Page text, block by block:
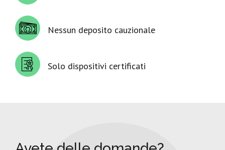
Nessun deposito cauzionale
Solo dispositivi certificati